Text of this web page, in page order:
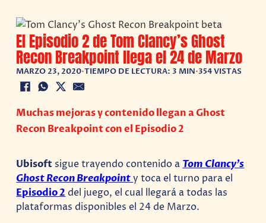
El Episodio 2 de Tom Clancy’s Ghost
Recon Breakpoint llega el 24 de Marzo
MARZO 23, 2020•TIEMPO DE LECTURA: 3 MIN•354 VISTAS
Muchas mejoras y contenido llegan a Ghost
Recon Breakpoint con el Episodio 2
Ubisoft sigue trayendo contenido a Tom Clancy’s
Ghost Recon Breakpointy toca el turno para el
Episodio 2 del juego, el cual llegará a todas las
plataformas disponibles el 24 de Marzo.